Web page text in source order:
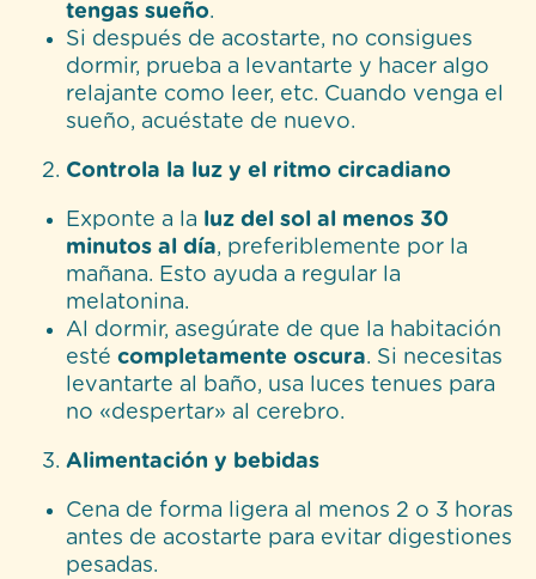
tengas sueño.
Si después de acostarte, no consigues
dormir, prueba a levantarte y hacer algo
relajante como leer, etc. Cuando venga el
sueño, acuéstate de nuevo.
Controla la luz y el ritmo circadiano
Exponte a la luz del sol al menos 30
minutos al día, preferiblemente por la
mañana. Esto ayuda a regular la
melatonina.
Al dormir, asegúrate de que la habitación
esté completamente oscura. Si necesitas
levantarte al baño, usa luces tenues para
no «despertar» al cerebro.
Alimentación y bebidas
Cena de forma ligera al menos 2 o 3 horas
antes de acostarte para evitar digestiones
pesadas.